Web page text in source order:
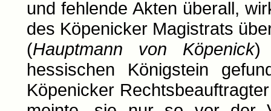
und fehlende Akten überall,
des Köpenicker Magistrats
(Hauptmann von Köpenick)
hessischen Königstein
Köpenicker